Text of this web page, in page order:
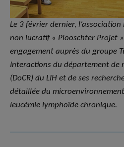
Le 3 février dernier,
non lucratif « Plooschter Projet
engagement auprès du groupe
Interactions du département de
(DoCR) du LIH et de ses
détaillée du
leucémie lymphoïde chronique.